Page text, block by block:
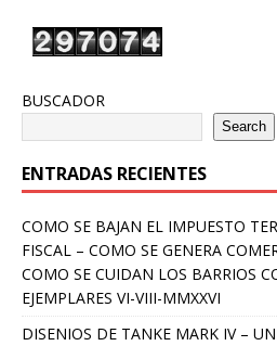
BUSCADOR
Search
ENTRADAS RECIENTES
COMO SE BAJAN EL IMPUESTO
FISCAL – COMO SE GENERA
COMO SE CUIDAN LOS BARRIOS
EJEMPLARES VI-VIII-MMXXVI
DISENIOS DE TANKE MARK IV –